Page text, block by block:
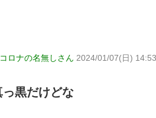
ロナの名無しさん 2024/01/07(日)
っ黒だけどな